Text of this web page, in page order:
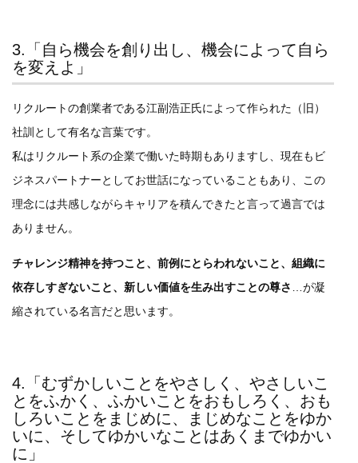
3.「自ら機会を創り出し、機会によって自ら
を変えよ」
リクルートの創業者である江副浩正氏によって作られた（旧）
社訓として有名な言葉です。
私はリクルート系の企業で働いた時期もありますし、現在もビ
ジネスパートナーとしてお世話になっていることもあり、この
理念には共感しながらキャリアを積んできたと言って過言では
ありません。
チャレンジ精神を持つこと、前例にとらわれないこと、組織に
依存しすぎないこと、新しい価値を生み出すことの尊さ
…が凝
縮されている名言だと思います。
4.「むずかしいことをやさしく、やさしいこ
とをふかく、ふかいことをおもしろく、おも
しろいことをまじめに、まじめなことをゆか
いに、そしてゆかいなことはあくまでゆかい
に」